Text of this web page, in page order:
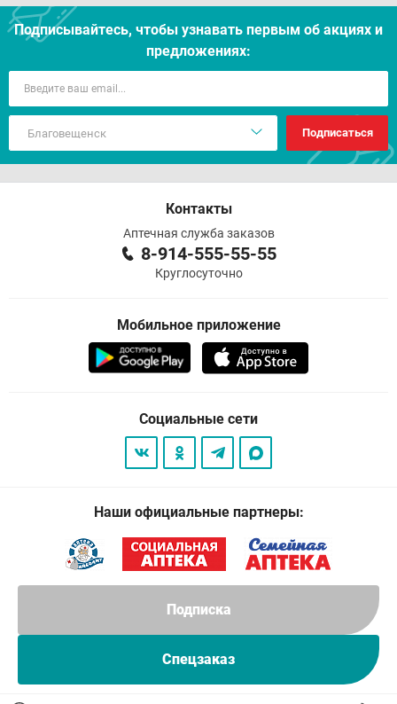
Подписка
Спецзаказ
Подписывайтесь, чтобы узнавать первым об акцияx и
предложениях:
Подписаться
Контакты
Аптечная служба заказов
8-914-555-55-55
Круглосуточно
Мобильное приложение
Социальные сети
Наши официальные партнеры: